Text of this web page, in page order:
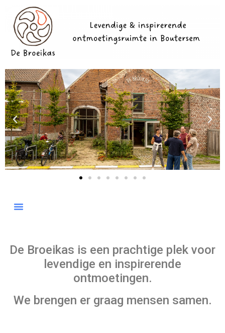
De Broeikas is een prachtige plek voor
levendige en inspirerende
ontmoetingen.
We brengen er graag mensen samen.